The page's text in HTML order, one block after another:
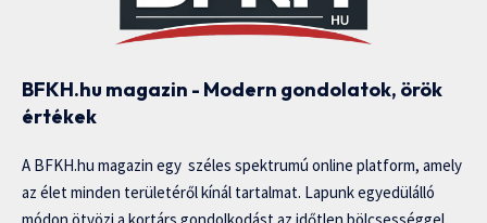
BFKH.hu magazin - Modern gondolatok, örök
értékek
A BFKH.hu magazin egy széles spektrumú online platform, amely
az élet minden területéről kínál tartalmat. Lapunk egyedülálló
módon ötvözi a kortárs gondolkodást az időtlen bölcsességgel.